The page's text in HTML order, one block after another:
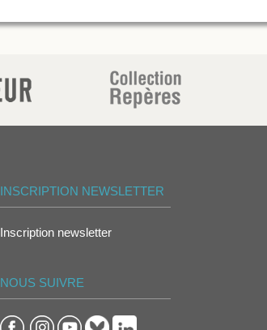
INSCRIPTION NEWSLETTER
Inscription newsletter
NOUS SUIVRE